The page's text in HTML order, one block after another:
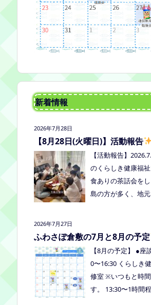
新着情報
2026年7月28日
【8月28日(火曜日)】活動報告
【活動報告】
のくらしき健康福
食ありの茶話会を
島の方が多く、地
7(木)13:30〜リアラ
ある方はぜひお越し
2026年7月27日
ふわさぽ倉敷の7月と8月の予定
【8月の予定】 ●座
0〜16:30 くらしき
修室 ※いつもと時
す。 13:30〜1時間